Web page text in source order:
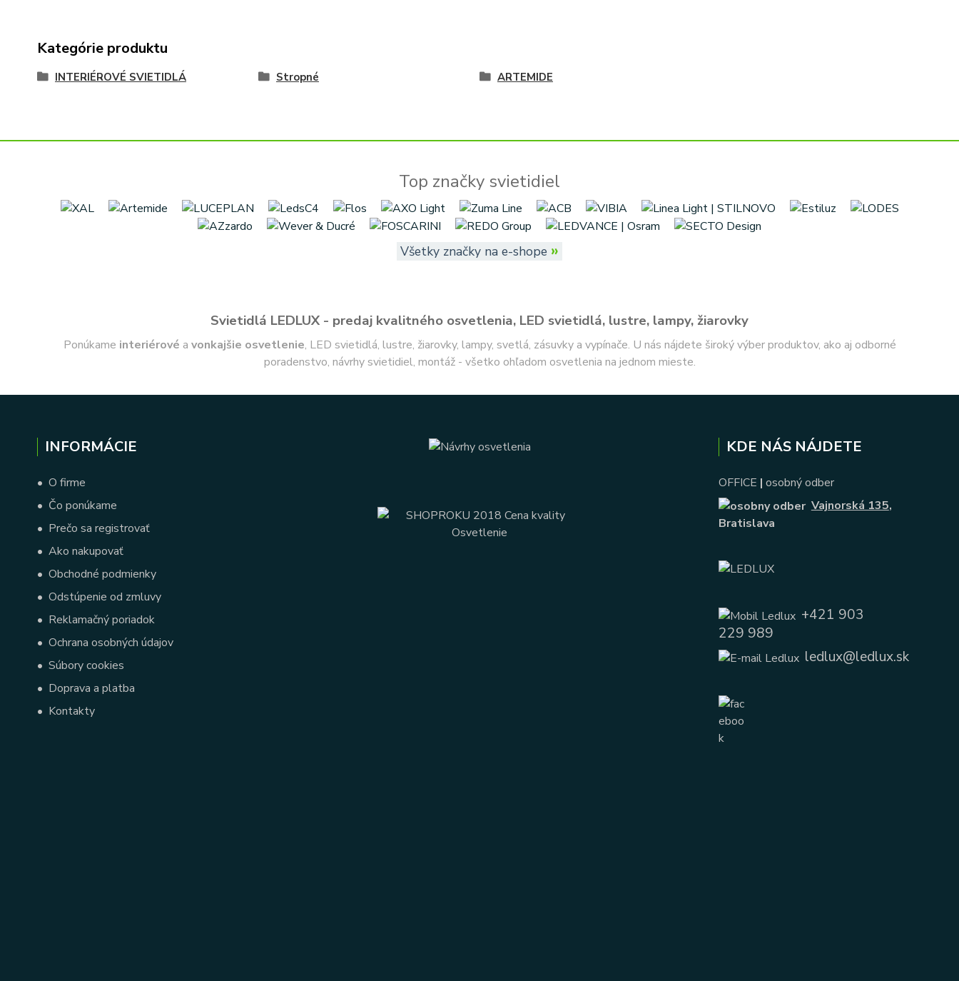
Kategórie produktu
INTERIÉROVÉ SVIETIDLÁ Stropné ARTEMIDE
Top značky svietidiel
Všetky značky na e-shope »
Svietidlá LEDLUX - predaj kvalitného osvetlenia, LED svietidlá, lustre, lampy, žiarovky
Ponúkame interiérové a vonkajšie osvetlenie, LED svietidlá, lustre, žiarovky, lampy, svetlá, zásuvky a vypínače. U nás nájdete široký výber produktov, ako aj odborné
poradenstvo, návrhy svietidiel, montáž - všetko ohľadom osvetlenia na jednom mieste.
INFORMÁCIE
• O firme
• Čo ponúkame
• Prečo sa registrovať
• Ako nakupovať
• Obchodné podmienky
• Odstúpenie od zmluvy
• Reklamačný poriadok
• Ochrana osobných údajov
• Súbory cookies
• Doprava a platba
• Kontakty
KDE NÁS NÁJDETE
OFFICE | osobný odber
Vajnorská 135,
Bratislava
+421 903
229 989
ledlux@ledlux.sk